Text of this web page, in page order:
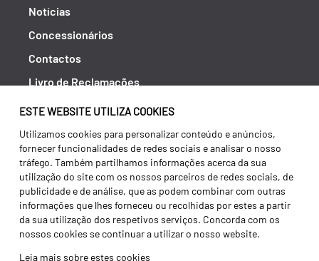
ESTE WEBSITE UTILIZA COOKIES
Utilizamos cookies para personalizar conteúdo e anúncios,
fornecer funcionalidades de redes sociais e analisar o nosso
tráfego. Também partilhamos informações acerca da sua
utilização do site com os nossos parceiros de redes sociais, de
publicidade e de análise, que as podem combinar com outras
informações que lhes forneceu ou recolhidas por estes a partir
da sua utilização dos respetivos serviços. Concorda com os
nossos cookies se continuar a utilizar o nosso website.
Leia mais sobre estes cookies
Notícias
Concessionários
Contactos
Livro de Reclamações
Política de Privacidade
Canal de Denúncias (RGPC)
Termos e condições